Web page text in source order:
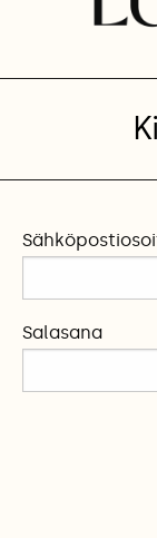
Salasana